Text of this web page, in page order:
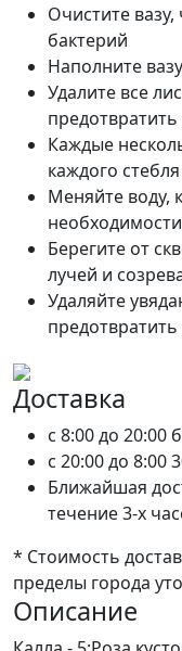
Очистите
бактерий
Наполните
Удалите все
Каждые
каждого стебля
Меняйте воду,
Берегите от
лучей и
Удаляйте
Доставка
c 8:00 до 20:00
c 20:00 до 8:00
Ближайшая
течение 3-х
* Стоимость
пределы города
Описание